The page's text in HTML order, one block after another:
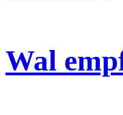
Wal